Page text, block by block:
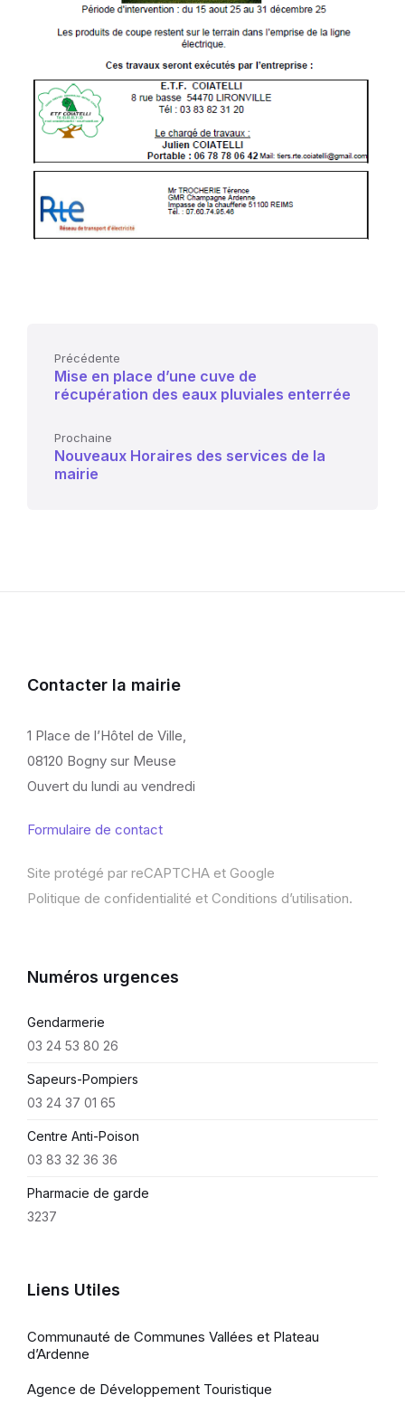
Précédente
Mise en place d’une cuve de
récupération des eaux pluviales enterrée
Prochaine
Nouveaux Horaires des services de la
mairie
Contacter la mairie
1 Place de l’Hôtel de Ville,
08120 Bogny sur Meuse
Ouvert du lundi au vendredi
Formulaire de contact
Site protégé par reCAPTCHA et Google
Politique de confidentialité et Conditions d’utilisation.
Numéros urgences
Gendarmerie
03 24 53 80 26
Sapeurs-Pompiers
03 24 37 01 65
Centre Anti-Poison
03 83 32 36 36
Pharmacie de garde
3237
Liens Utiles
Communauté de Communes Vallées et Plateau
d’Ardenne
Agence de Développement Touristique